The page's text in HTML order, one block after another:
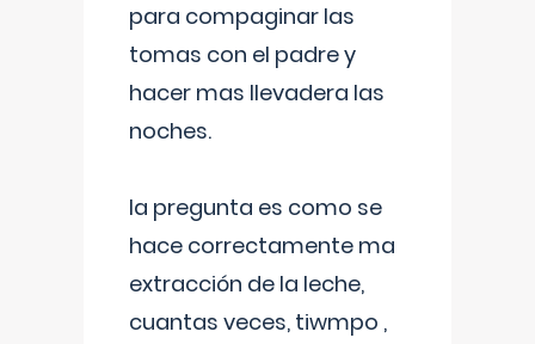
para compaginar las
tomas con el padre y
hacer mas llevadera las
noches.
la pregunta es como se
hace correctamente ma
extracción de la leche,
cuantas veces, tiwmpo ,